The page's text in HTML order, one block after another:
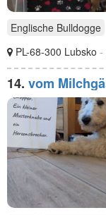
Englische Bulldogge
PL-68-300 Lubsko -
14. vom